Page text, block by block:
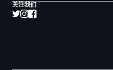
关注我们